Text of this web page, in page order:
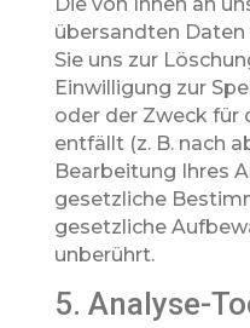
übersandten Daten
Sie uns zur
Einwilligung zur
oder der Zweck für
entfällt (z. B. nach
Bearbeitung Ihres
gesetzliche
gesetzliche
unberührt.
5. Analyse-